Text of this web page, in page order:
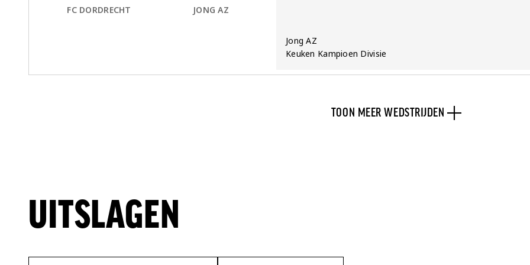
Team:
Jong AZ
Competitie:
Keuken Kampioen Divisie
FC DORDRECHT JONG AZ
TOON MEER WEDSTRIJDEN
UITSLAGEN